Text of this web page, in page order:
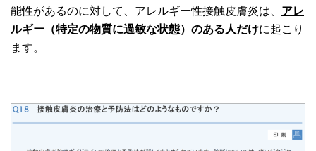
能性があるのに対して、アレルギー性接触皮膚炎は、 アレ
ルギー（特定の物質に過敏な状態）のある人だけに起こり
ます。